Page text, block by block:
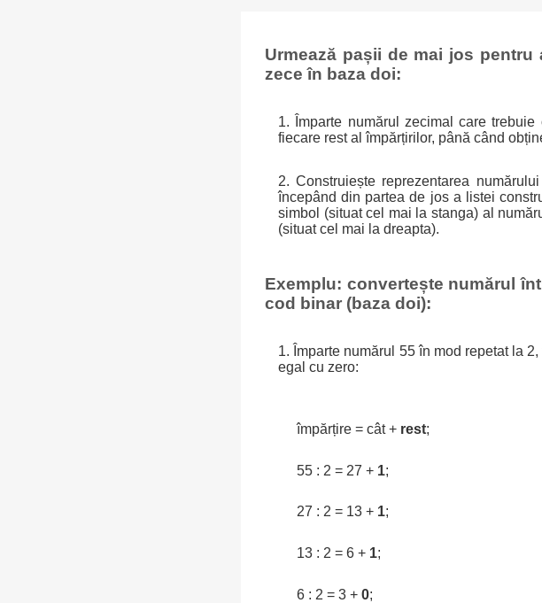
Urmează pașii de mai jos
zece în baza doi:
1. Împarte numărul zecimal care
fiecare rest al împărțirilor, până când
2. Construiește reprezentarea
începând din partea de jos a listei
simbol (situat cel mai la stanga) al
(situat cel mai la dreapta).
Exemplu: convertește numărul
cod binar (baza doi):
1. Împarte numărul 55 în mod repetat la
egal cu zero:
împărțire = cât + rest;
55 : 2 = 27 + 1;
27 : 2 = 13 + 1;
13 : 2 = 6 + 1;
6 : 2 = 3 +0;